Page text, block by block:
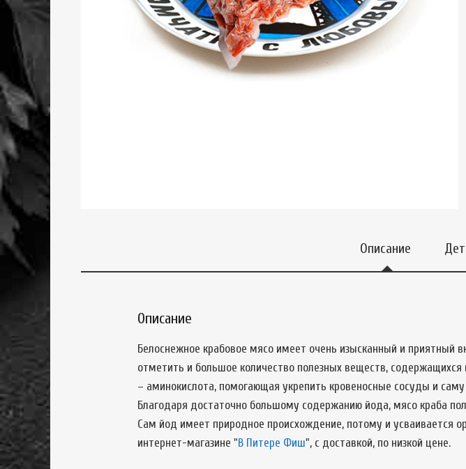
Описание
Описание
Белоснежное крабовое мясо имеет очень изысканный и приятный
отметить и большое количество полезных веществ,
– аминокислота, помогающая укрепить кровеносные сосуды и
Благодаря достаточно большому содержанию йода, мясо краба
Сам йод имеет природное происхождение, потому и усваивается
интернет-магазине "В Питере Фиш", с доставкой, по низкой цене.